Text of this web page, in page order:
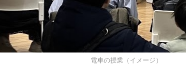
電車の授業（イメージ）